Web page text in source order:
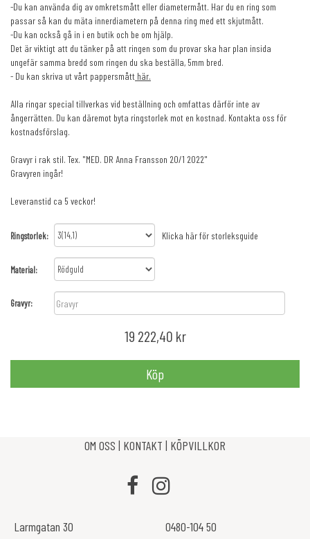
-Du kan använda dig av omkretsmått eller diametermått. Har du en ring som
passar så kan du mäta innerdiametern på denna ring med ett skjutmått.
-Du kan också gå in i en butik och be om hjälp.
Det är viktigt att du tänker på att ringen som du provar ska har plan insida
ungefär samma bredd som ringen du ska beställa, 5mm bred.
- Du kan skriva ut vårt pappersmått här.
Alla ringar special tillverkas vid beställning och omfattas därför inte av
ångerrätten. Du kan däremot byta ringstorlek mot en kostnad. Kontakta oss för
kostnadsförslag.
Gravyr i rak stil. Tex. "MED. DR Anna Fransson 20/1 2022"
Gravyren ingår!
Leveranstid ca 5 veckor!
Ringstorlek Klicka här för storleksguide
Material
Gravyr:
19 222,40 kr
Köp
OM OSS | KONTAKT | KÖPVILLKOR
Larmgatan 30
0480-104 50